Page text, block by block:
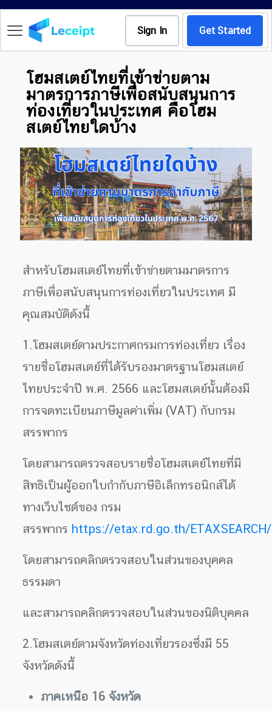
Sign In Get Started
โฮมสเตย์ไทยที่เข้าข่ายตาม
มาตรการภาษีเพื่อสนับสนุนการ
ท่องเที่ยวในประเทศ คือโฮม
สเตย์ไทยใดบ้าง
สำหรับโฮมสเตย์ไทยที่เข้าข่ายตามมาตรการ
ภาษีเพื่อสนับสนุนการท่องเที่ยวในประเทศ มี
คุณสมบัติดังนี้
1.โฮมสเตย์ตามประกาศกรมการท่องเที่ยว เรื่อง
รายชื่อโฮมสเตย์ที่ได้รับรองมาตรฐานโฮมสเตย์
ไทยประจำปี พ.ศ. 2566 และโฮมสเตย์นั้นต้องมี
การจดทะเบียนภาษีมูลค่าเพิ่ม (VAT) กับกรม
สรรพากร
โดยสามารถตรวจสอบรายชื่อโฮมสเตย์ไทยที่มี
สิทธิเป็นผู้ออกใบกำกับภาษีอิเล็กทรอนิกส์ได้
ทางเว็บไซต์ของ กรม
สรรพากร https://etax.rd.go.th/ETAXSEARCH/
โดยสามารถคลิกตรวจสอบในส่วนของบุคคล
ธรรมดา
และสามารถคลิกตรวจสอบในส่วนของนิติบุคคล
2.โฮมสเตย์ตามจังหวัดท่องเที่ยวรองซึ่งมี 55
จังหวัดดังนี้
ภาคเหนือ 16 จังหวัด